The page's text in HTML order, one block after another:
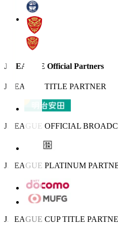
J.LEAGUE Official Partners
J.LEAGUE TITLE PARTNER
J.LEAGUE OFFICIAL
J.LEAGUE PLATINUM
J.LEAGUE CUP TITLE